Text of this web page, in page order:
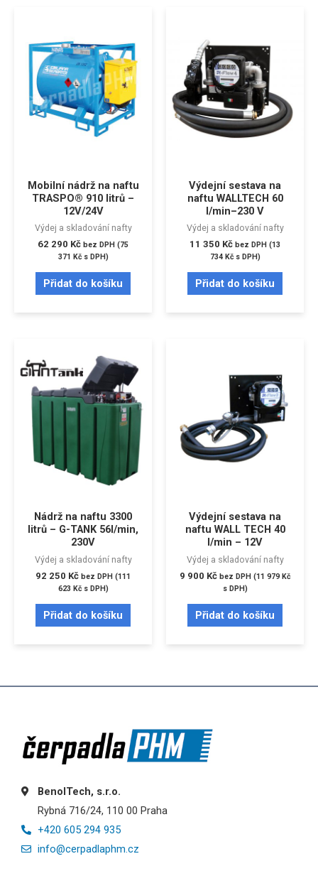
Mobilní nádrž na naftu
TRASPO® 910 litrů –
12V/24V
Výdej a skladování nafty
62 290 Kč bez DPH (75
371 Kčs DPH)
Přidat do košíku
Výdejní sestava na
naftu WALLTECH 60
l/min–230 V
Výdej a skladování nafty
11 350 Kč bez DPH (13
734 Kčs DPH)
Přidat do košíku
Nádrž na naftu 3300
litrů – G-TANK 56l/min,
230V
Výdej a skladování nafty
92 250 Kč bez DPH (111
623 Kčs DPH)
Přidat do košíku
Výdejní sestava na
naftu WALL TECH 40
l/min – 12V
Výdej a skladování nafty
9 900 Kč bez DPH (11 979Kč
s DPH)
Přidat do košíku
BenolTech, s.r.o.
Rybná 716/24, 110 00 Praha
+420 605 294 935
info@cerpadlaphm.cz